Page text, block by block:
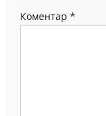
Коментар *